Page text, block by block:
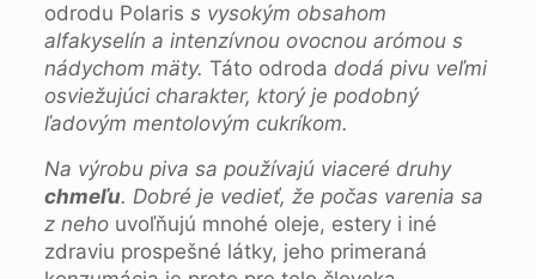
odrodu Polaris s vysokým obsahom
alfakyselín a intenzívnou ovocnou arómou s
nádychom mäty. Táto odroda dodá pivu veľmi
osviežujúci charakter, ktorý je podobný
ľadovým mentolovým cukríkom.
Na výrobu piva sa používajú viaceré druhy
chmeľu. Dobré je vedieť, že počas varenia sa
z neho uvoľňujú mnohé oleje, estery i iné
zdraviu prospešné látky, jeho primeraná